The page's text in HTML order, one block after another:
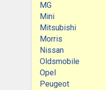
MG
Mini
Mitsubishi
Morris
Nissan
Oldsmobile
Opel
Peugeot